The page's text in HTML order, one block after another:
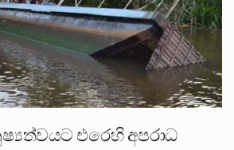
එරෙහි අපරාධ